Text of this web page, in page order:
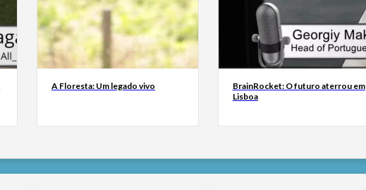
A Floresta: Um legado vivo
BrainRocket: O futuro aterrou em
Lisboa